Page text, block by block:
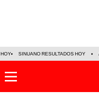
HOY SINUANO RESULTADOS HOY